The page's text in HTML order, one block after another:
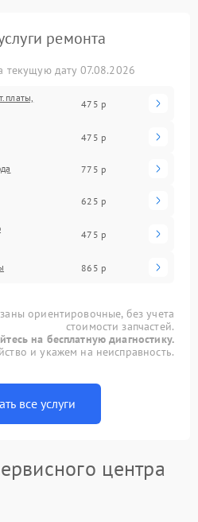
ремонта
текущую дату 07.08.2026
475 р
475 р
775 р
625 р
475 р
865 р
ориентировочные, без учета
стоимости запчастей.
на бесплатную диагностику.
и укажем на неисправность.
все услуги
центра